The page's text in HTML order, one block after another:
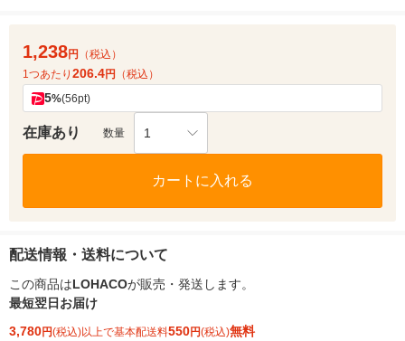
1,238円
（税込）
1つあたり 206.4円 （税込）
5%(56pt)
在庫あり 数量 1
カートに入れる
配送情報・送料について
この商品はLOHACOが販売・発送します。
最短翌日お届け
3,780円(税込)以上で基本配送料550円(税込)無料